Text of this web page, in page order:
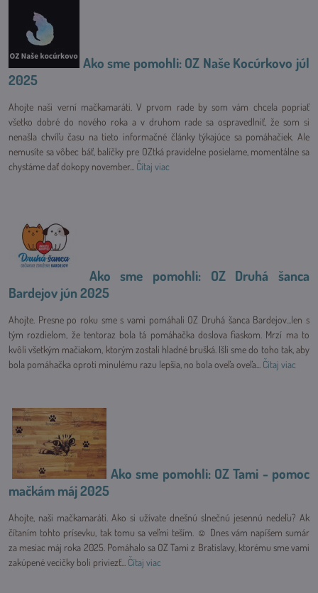
Ako sme pomohli: OZ Naše Kocúrkovo júl
2025
Ahojte naši verní mačkamaráti. V prvom rade by som vám chcela popriať
všetko dobré do nového roka a v druhom rade sa ospravedlniť, že som si
nenašla chvíľu času na tieto informačné články týkajúce sa pomáhačiek. Ale
nemusíte sa vôbec báť, balíčky pre OZtká pravidelne posielame, momentálne sa
chystáme dať dokopy november... Čítaj viac
Ako sme pomohli: OZ Druhá šanca
Bardejov jún 2025
Ahojte. Presne po roku sme s vami pomáhali OZ Druhá šanca Bardejov...len s
tým rozdielom, že tentoraz bola tá pomáhačka doslova fiaskom. Mrzí ma to
kvôli všetkým mačiakom, ktorým zostali hladné brušká. Išli sme do toho tak, aby
bola pomáhačka oproti minulému razu lepšia, no bola oveľa oveľa... Čitaj viac
Ako sme pomohli: OZ Tami - pomoc
mačkám máj 2025
Ahojte, naši mačkamaráti. Ako si užívate dnešnú slnečnú jesennú nedeľu? Ak
čítaním tohto prísevku, tak tomu sa veľmi teším. ☺ Dnes vám napíšem sumár
za mesiac máj roka 2025. Pomáhalo sa OZ Tami z Bratislavy, ktorému sme vami
zakúpené vecičky boli priviezť... Čítaj viac